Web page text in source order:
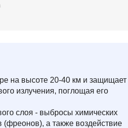
на высоте 20-40 км и защищает
излучения, поглощая его
слоя - выбросы химических
а также воздействие